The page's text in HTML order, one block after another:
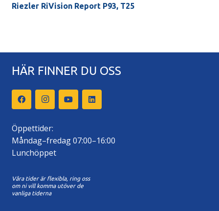
Riezler RiVision Report P93, T25
HÄR FINNER DU OSS
Öppettider:
Måndag–fredag 07:00–16:00
Lunchöppet
Våra tider är flexibla, ring oss
om ni vill komma utöver de
vanliga tiderna